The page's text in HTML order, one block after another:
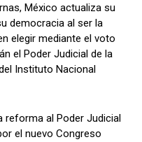
México actualiza su
democracia al ser la
elegir mediante el voto
el Poder Judicial de la
Instituto Nacional
reforma al Poder Judicial
el nuevo Congreso